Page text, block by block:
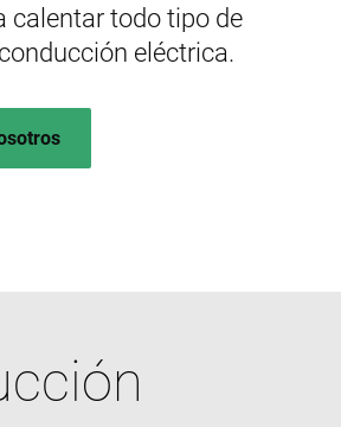
calentar todo tipo de
eléctrica.